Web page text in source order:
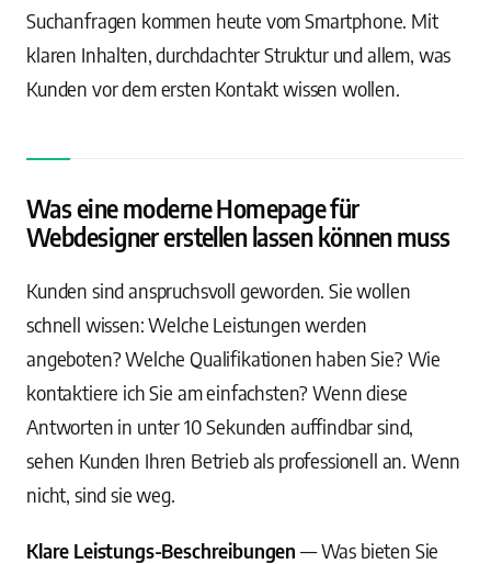
Suchanfragen kommen heute vom Smartphone. Mit
klaren Inhalten, durchdachter Struktur und allem, was
Kunden vor dem ersten Kontakt wissen wollen.
Was eine moderne Homepage für
Webdesigner erstellen lassen können muss
Kunden sind anspruchsvoll geworden. Sie wollen
schnell wissen: Welche Leistungen werden
angeboten? Welche Qualifikationen haben Sie? Wie
kontaktiere ich Sie am einfachsten? Wenn diese
Antworten in unter 10 Sekunden auffindbar sind,
sehen Kunden Ihren Betrieb als professionell an. Wenn
nicht, sind sie weg.
Klare Leistungs-Beschreibungen — Was bieten Sie